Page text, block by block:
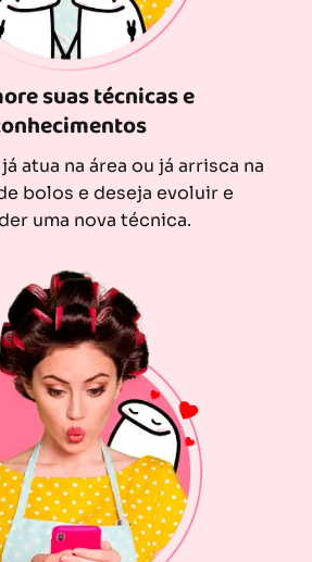
suas técnicas e
atua na área ou já arrisca na
bolos e deseja evoluir e
uma nova técnica.